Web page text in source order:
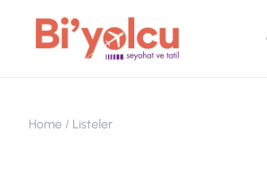
Home Listeler